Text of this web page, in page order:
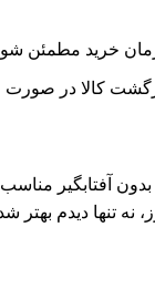
خرید مطمئن
کالا در صورت
آفتابگیر مناسب
نه تنها دیدم